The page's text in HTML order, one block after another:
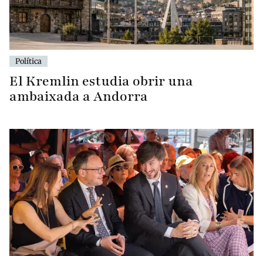
Política
El Kremlin estudia obrir una
ambaixada a Andorra